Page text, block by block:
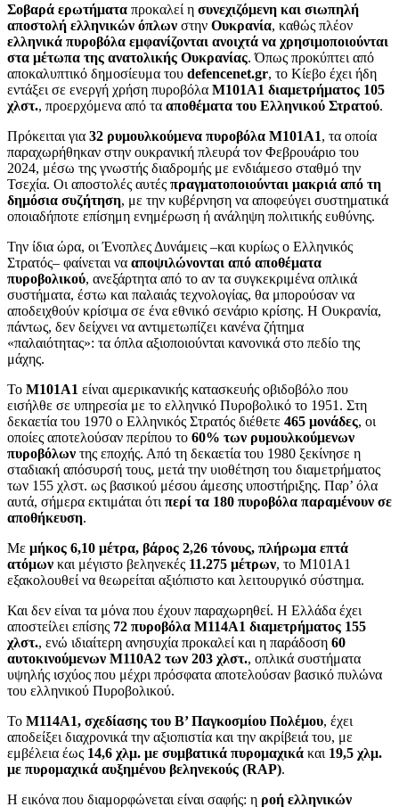
Σοβαρά ερωτήματα προκαλεί η συνεχιζόμενη και σιωπηλή
αποστολή ελληνικών όπλων στην Ουκρανία, καθώς πλέον
ελληνικά πυροβόλα εμφανίζονται ανοιχτά να χρησιμοποιούνται
στα μέτωπα της ανατολικής Ουκρανίας. Όπως προκύπτει από
αποκαλυπτικό δημοσίευμα του defencenet.gr, το Κίεβο έχει ήδη
εντάξει σε ενεργή χρήση πυροβόλα Μ101Α1 διαμετρήματος 105
χλστ., προερχόμενα από τα αποθέματα του Ελληνικού Στρατού.
Πρόκειται για 32 ρυμουλκούμενα πυροβόλα Μ101Α1, τα οποία
παραχωρήθηκαν στην ουκρανική πλευρά τον Φεβρουάριο του
2024, μέσω της γνωστής διαδρομής με ενδιάμεσο σταθμό την
Τσεχία. Οι αποστολές αυτές πραγματοποιούνται μακριά από τη
δημόσια συζήτηση, με την κυβέρνηση να αποφεύγει συστηματικά
οποιαδήποτε επίσημη ενημέρωση ή ανάληψη πολιτικής ευθύνης.
Την ίδια ώρα, οι Ένοπλες Δυνάμεις –και κυρίως ο Ελληνικός
Στρατός– φαίνεται να αποψιλώνονται από αποθέματα
πυροβολικού, ανεξάρτητα από το αν τα συγκεκριμένα οπλικά
συστήματα, έστω και παλαιάς τεχνολογίας, θα μπορούσαν να
αποδειχθούν κρίσιμα σε ένα εθνικό σενάριο κρίσης. Η Ουκρανία,
πάντως, δεν δείχνει να αντιμετωπίζει κανένα ζήτημα
«παλαιότητας»: τα όπλα αξιοποιούνται κανονικά στο πεδίο της
μάχης.
Το Μ101Α1 είναι αμερικανικής κατασκευής οβιδοβόλο που
εισήλθε σε υπηρεσία με το ελληνικό Πυροβολικό το 1951. Στη
δεκαετία του 1970 ο Ελληνικός Στρατός διέθετε 465 μονάδες, οι
οποίες αποτελούσαν περίπου το 60% των ρυμουλκούμενων
πυροβόλων της εποχής. Από τη δεκαετία του 1980 ξεκίνησε η
σταδιακή απόσυρσή τους, μετά την υιοθέτηση του διαμετρήματος
των 155 χλστ. ως βασικού μέσου άμεσης υποστήριξης. Παρ’ όλα
αυτά, σήμερα εκτιμάται ότι περί τα 180 πυροβόλα παραμένουν σε
αποθήκευση.
Με μήκος 6,10 μέτρα, βάρος 2,26 τόνους, πλήρωμα επτά
ατόμων και μέγιστο βεληνεκές 11.275 μέτρων, το Μ101Α1
εξακολουθεί να θεωρείται αξιόπιστο και λειτουργικό σύστημα.
Και δεν είναι τα μόνα που έχουν παραχωρηθεί. Η Ελλάδα έχει
αποστείλει επίσης 72 πυροβόλα Μ114Α1 διαμετρήματος 155
χλστ., ενώ ιδιαίτερη ανησυχία προκαλεί και η παράδοση 60
αυτοκινούμενων Μ110Α2 των 203 χλστ., οπλικά συστήματα
υψηλής ισχύος που μέχρι πρόσφατα αποτελούσαν βασικό πυλώνα
του ελληνικού Πυροβολικού.
Το Μ114Α1, σχεδίασης του Β’ Παγκοσμίου Πολέμου, έχει
αποδείξει διαχρονικά την αξιοπιστία και την ακρίβειά του, με
εμβέλεια έως 14,6 χλμ. με συμβατικά πυρομαχικά και 19,5 χλμ.
με πυρομαχικά αυξημένου βεληνεκούς (RAP).
Η εικόνα που διαμορφώνεται είναι σαφής: η ροή ελληνικών